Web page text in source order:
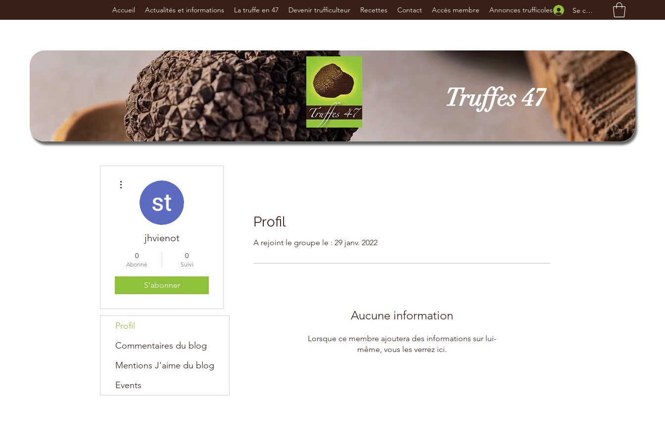
Se connecter
Truffes 47
Accueil Actualités et informations La truffe en 47 Devenir trufficulteur Recettes Contact Accès membre Annonces trufficoles
Profil
A rejoint le groupe le : 29 janv. 2022
Aucune information
Lorsque ce membre ajoutera des informations sur lui-
même, vous les verrez ici.
jhvienot
0
Abonné
0
Suivi
S'abonner
Profil
Commentaires du blog
Mentions J'aime du blog
Events